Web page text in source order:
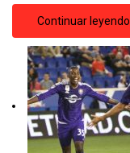
Continuar leyendo